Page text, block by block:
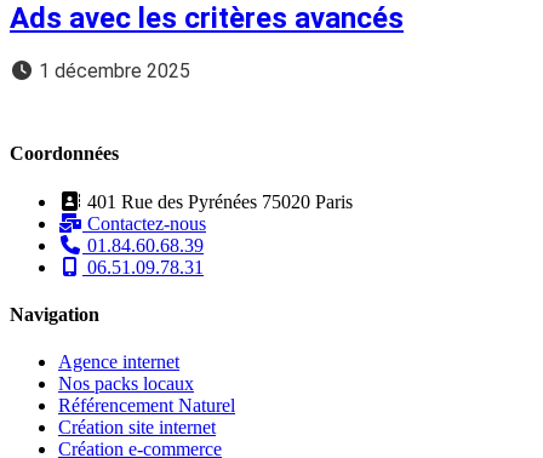
Ads avec les critères avancés
1 décembre 2025
Coordonnées
401 Rue des Pyrénées 75020 Paris
Contactez-nous
01.84.60.68.39
06.51.09.78.31
Navigation
Agence internet
Nos packs locaux
Référencement Naturel
Création site internet
Création e-commerce